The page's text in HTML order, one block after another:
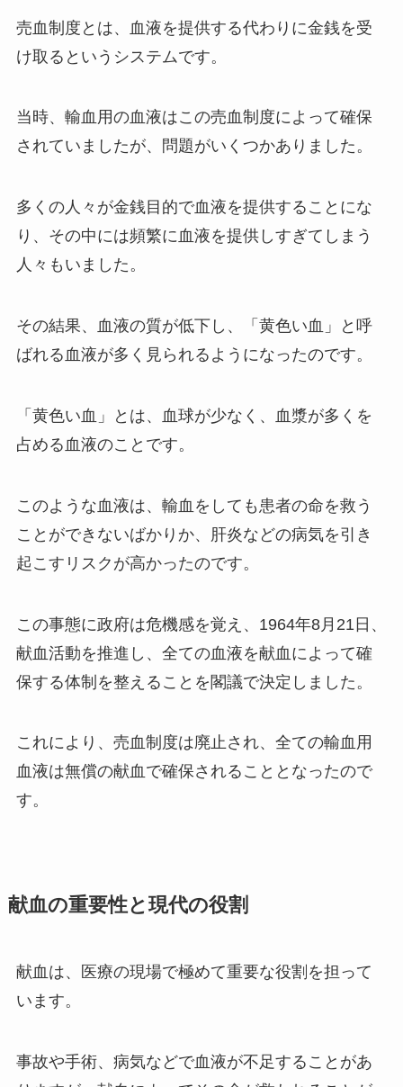
売血制度とは、血液を提供する代わりに金銭を受
け取るというシステムです。
当時、輸血用の血液はこの売血制度によって確保
されていましたが、問題がいくつかありました。
多くの人々が金銭目的で血液を提供することにな
り、その中には頻繁に血液を提供しすぎてしまう
人々もいました。
その結果、血液の質が低下し、「黄色い血」と呼
ばれる血液が多く見られるようになったのです。
「黄色い血」とは、血球が少なく、血漿が多くを
占める血液のことです。
このような血液は、輸血をしても患者の命を救う
ことができないばかりか、肝炎などの病気を引き
起こすリスクが高かったのです。
この事態に政府は危機感を覚え、1964年8月21日、
献血活動を推進し、全ての血液を献血によって確
保する体制を整えることを閣議で決定しました。
これにより、売血制度は廃止され、全ての輸血用
血液は無償の献血で確保されることとなったので
す。
献血の重要性と現代の役割
献血は、医療の現場で極めて重要な役割を担って
います。
事故や手術、病気などで血液が不足することがあ